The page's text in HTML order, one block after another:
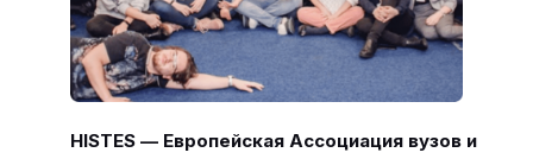
HISTES — Европейская Ассоциация вузов и